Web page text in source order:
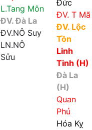
L.Tang Môn
ĐV. Đà La
ĐV.NÔ Suy
LN.NÔ
Sửu
Đức
ĐV. T Mã
ĐV. Lộc
Tồn
Linh
Tinh (H)
Đà La
(H)
Quan
Phủ
Hóa Kỵ